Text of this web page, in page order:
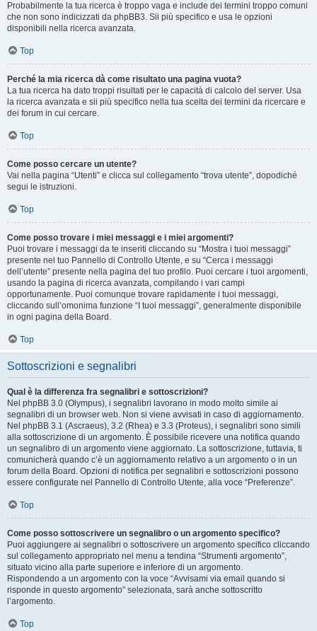
Probabilmente la tua ricerca è troppo vaga e include dei termini troppo comuni
che non sono indicizzati da phpBB3. Sii più specifico e usa le opzioni
disponibili nella ricerca avanzata.
Top
Perché la mia ricerca dà come risultato una pagina vuota?
La tua ricerca ha dato troppi risultati per le capacità di calcolo del server. Usa
la ricerca avanzata e sii più specifico nella tua scelta dei termini da ricercare e
dei forum in cui cercare.
Top
Come posso cercare un utente?
Vai nella pagina “Utenti” e clicca sul collegamento “trova utente”, dopodiché
segui le istruzioni.
Top
Come posso trovare i miei messaggi e i miei argomenti?
Puoi trovare i messaggi da te inseriti cliccando su “Mostra i tuoi messaggi”
presente nel tuo Pannello di Controllo Utente, e su “Cerca i messaggi
dell’utente” presente nella pagina del tuo profilo. Puoi cercare i tuoi argomenti,
usando la pagina di ricerca avanzata, compilando i vari campi
opportunamente. Puoi comunque trovare rapidamente i tuoi messaggi,
cliccando sull’omonima funzione “I tuoi messaggi”, generalmente disponibile
in ogni pagina della Board.
Top
Sottoscrizioni e segnalibri
Qual è la differenza fra segnalibri e sottoscrizioni?
Nel phpBB 3.0 (Olympus), i segnalibri lavorano in modo molto simile ai
segnalibri di un browser web. Non si viene avvisati in caso di aggiornamento.
Nel phpBB 3.1 (Ascraeus), 3.2 (Rhea) e 3.3 (Proteus), i segnalibri sono simili
alla sottoscrizione di un argomento. È possibile ricevere una notifica quando
un segnalibro di un argomento viene aggiornato. La sottoscrizione, tuttavia, ti
comunicherà quando c’è un aggiornamento relativo a un argomento o in un
forum della Board. Opzioni di notifica per segnalibri e sottoscrizioni possono
essere configurate nel Pannello di Controllo Utente, alla voce “Preferenze”.
Top
Come posso sottoscrivere un segnalibro o un argomento specifico?
Puoi aggiungere ai segnalibri o sottoscrivere un argomento specifico cliccando
sul collegamento appropriato nel menu a tendina “Strumenti argomento”,
situato vicino alla parte superiore e inferiore di un argomento.
Rispondendo a un argomento con la voce “Avvisami via email quando si
risponde in questo argomento” selezionata, sarà anche sottoscritto
l’argomento.
Top